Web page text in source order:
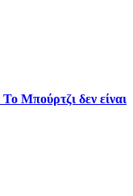
Μπούρτζι δεν είναι